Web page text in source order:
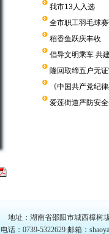
我市13人入选
全市职工羽毛球
稻香鱼跃庆丰收
倡导文明乘车 共
隆回取缔五户无证
《中国共产党纪
爱莲街道严防安
地址：湖南省邵阳市城西樟树
电话：0739-5322629 邮箱：